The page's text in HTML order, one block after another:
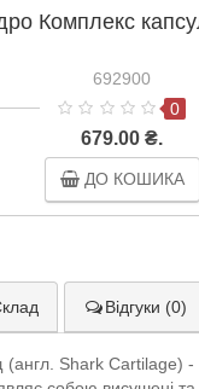
Комплекс
692900
0
679.00 ₴.
ДО КОШИКА
Відгуки (0)
Shark Cartilage) -